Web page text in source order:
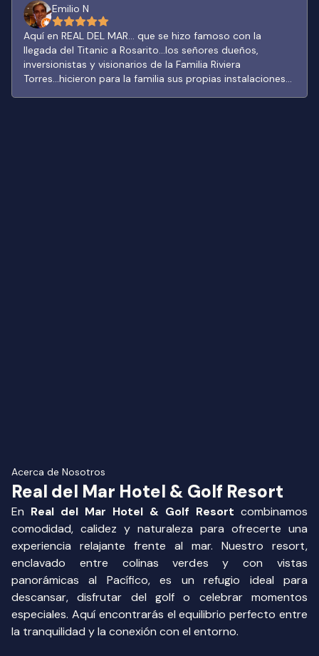
Emilio N
Aquí en REAL DEL MAR... que se hizo famoso con la
llegada del Titanic a Rosarito...los señores dueños,
inversionistas y visionarios de la Familia Riviera
Torres...hicieron para la familia sus propias instalaciones
Acerca de Nosotros
Real del Mar Hotel & Golf Resort
En Real del Mar Hotel & Golf Resort combinamos
comodidad, calidez y naturaleza para ofrecerte una
experiencia relajante frente al mar. Nuestro resort,
enclavado entre colinas verdes y con vistas
panorámicas al Pacífico, es un refugio ideal para
descansar, disfrutar del golf o celebrar momentos
especiales. Aquí encontrarás el equilibrio perfecto entre
la tranquilidad y la conexión con el entorno.